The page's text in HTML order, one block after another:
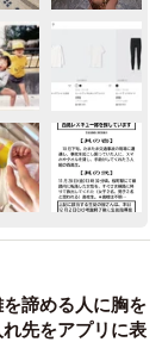
諦める人に胸を
先をアプリに表